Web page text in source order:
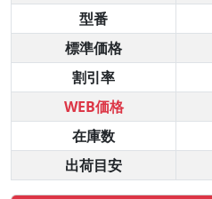
型番
標準価格
割引率
WEB価格
在庫数
出荷目安